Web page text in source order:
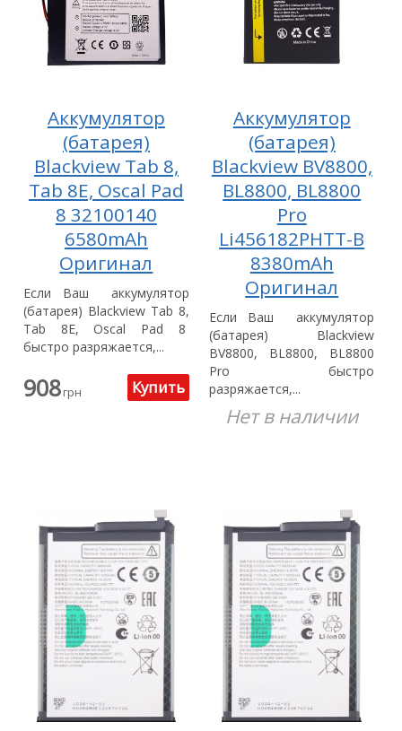
Аккумулятор
(батарея)
Blackview Tab 8,
Tab 8E, Oscal Pad
8 32100140
6580mAh
Оригинал
Если Ваш аккумулятор
(батарея) Blackview Tab 8,
Tab 8E, Oscal Pad 8
быстро разряжается,...
908грн
Аккумулятор
(батарея)
Blackview BV8800,
BL8800, BL8800
Pro
Li456182PHTT-B
8380mAh
Оригинал
Если Ваш аккумулятор
(батарея) Blackview
BV8800, BL8800, BL8800
Pro быстро
разряжается,...
Нет в наличии